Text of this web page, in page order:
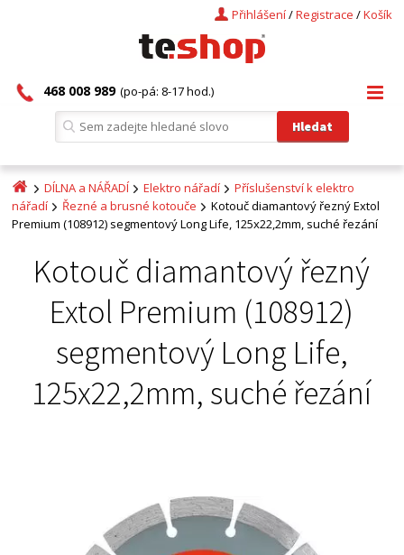
Košík
/
Registrace
/
Přihlášení
468 008 989 (po-pá: 8-17 hod.)
DÍLNA a NÁŘADÍ Elektro nářadí
Příslušenství k elektro
nářadí
Řezné a brusné kotouče
Kotouč diamantový řezný Extol
Premium (108912) segmentový Long Life, 125x22,2mm, suché řezání
Kotouč diamantový řezný
Extol Premium (108912)
segmentový Long Life,
125x22,2mm, suché řezání